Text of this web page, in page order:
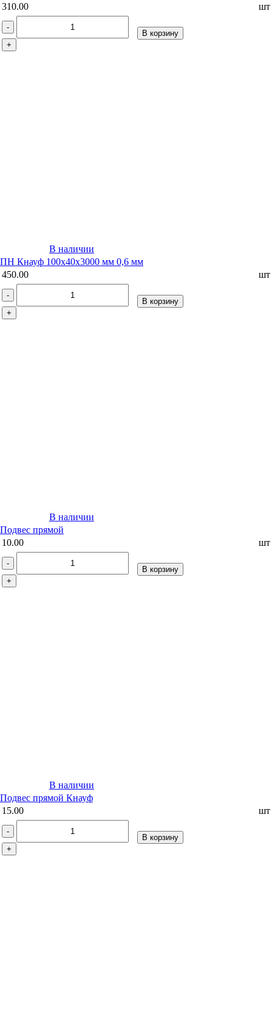
310.00
шт
-
+
В корзину
В наличии
ПН Кнауф 100х40х3000 мм 0,6 мм
450.00
шт
-
+
В корзину
В наличии
Подвес прямой
10.00
шт
-
+
В корзину
В наличии
Подвес прямой Кнауф
15.00
шт
-
+
В корзину